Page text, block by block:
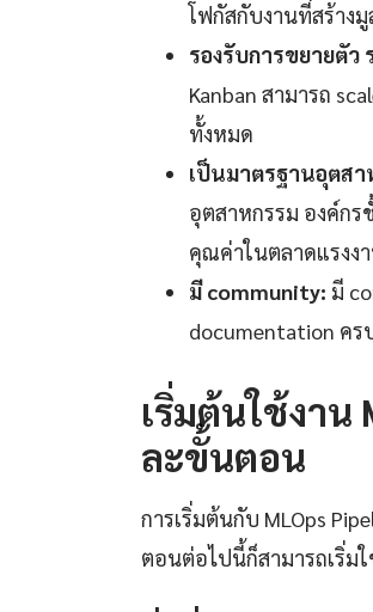
โฟกัสกับงานที่สร้างมู
รองรับการขยายตัว
Kanban สามารถ
ทั้งหมด
เป็นมาตรฐานอุตส
อุตสาหกรรม องค์ก
คุณค่าในตลาดแรงง
มี community: มี
documentation คร
เริ่มต้นใช้งาน
ละขั้นตอน
การเริ่มต้นกับ MLOps
ตอนต่อไปนี้ก็สามารถเริ่ม